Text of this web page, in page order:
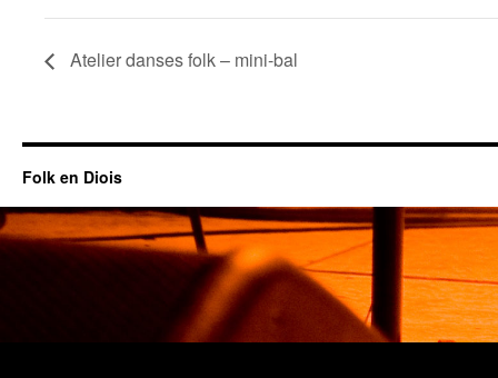
Atelier danses folk – mini-bal
Folk en Diois